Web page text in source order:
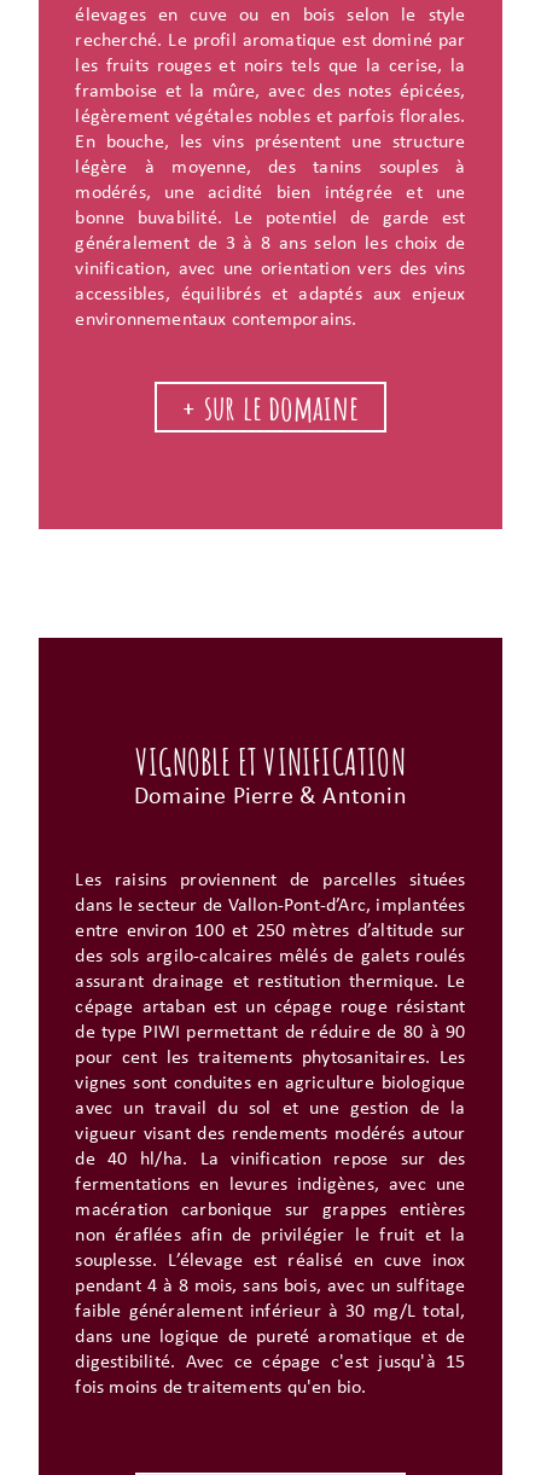
élevages en cuve ou en bois selon le style
recherché. Le profil aromatique est dominé par
les fruits rouges et noirs tels que la cerise, la
framboise et la mûre, avec des notes épicées,
légèrement végétales nobles et parfois florales.
En bouche, les vins présentent une structure
légère à moyenne, des tanins souples à
modérés, une acidité bien intégrée et une
bonne buvabilité. Le potentiel de garde est
généralement de 3 à 8 ans selon les choix de
vinification, avec une orientation vers des vins
accessibles, équilibrés et adaptés aux enjeux
environnementaux contemporains.
+ sur le domaine
VIGNOBLE ET VINIFICATION
Domaine Pierre & Antonin
Les raisins proviennent de parcelles situées
dans le secteur de Vallon-Pont-d’Arc, implantées
entre environ 100 et 250 mètres d’altitude sur
des sols argilo-calcaires mêlés de galets roulés
assurant drainage et restitution thermique. Le
cépage artaban est un cépage rouge résistant
de type PIWI permettant de réduire de 80 à 90
pour cent les traitements phytosanitaires. Les
vignes sont conduites en agriculture biologique
avec un travail du sol et une gestion de la
vigueur visant des rendements modérés autour
de 40 hl/ha. La vinification repose sur des
fermentations en levures indigènes, avec une
macération carbonique sur grappes entières
non éraflées afin de privilégier le fruit et la
souplesse. L’élevage est réalisé en cuve inox
pendant 4 à 8 mois, sans bois, avec un sulfitage
faible généralement inférieur à 30 mg/L total,
dans une logique de pureté aromatique et de
digestibilité. Avec ce cépage c'est jusqu'à 15
fois moins de traitements qu'en bio.